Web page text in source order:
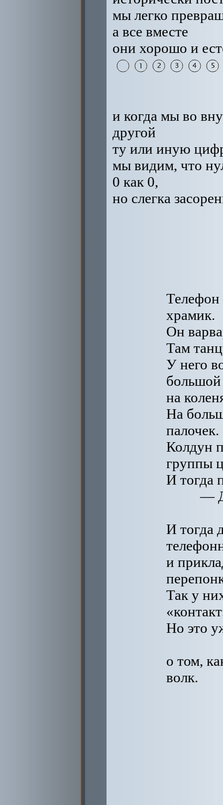
мы легко
а все вместе
они хорошо и
и когда мы во
другой
ту или иную
мы видим, что
0 как 0,
но слегка
Телефон
храмик.
Он
Там
У него
большой
на
На
палочек.
Колдун
группы
И тогда
—
И тогда
и
Так у
Но это
о том,
волк.